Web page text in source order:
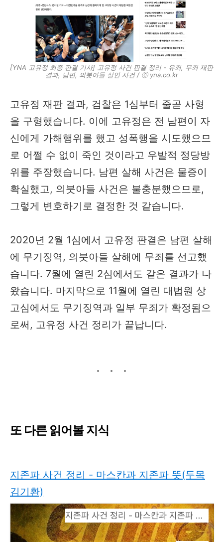
[YNA 고유정 최종 판결 기사] 고유정 사건 판결 정리 - 유죄, 무죄 재판
결과, 남편, 의붓아들 살인 사건 / ⓒ yna.co.kr
고유정 재판 결과, 검찰은 1심부터 줄곧 사형
을 구형했습니다. 이에 고유정은 전 남편이 자
신에게 가해행위를 했고 성폭행을 시도했으므
로 어쩔 수 없이 죽인 것이라고 우발적 정당방
위를 주장했습니다. 남편 살해 사건은 물증이
확실했고, 의붓아들 사건은 불충분했으므로,
그렇게 변호하기로 결정한 것 같습니다.
2020년 2월 1심에서 고유정 판결은 남편 살해
에 무기징역, 의붓아들 살해에 무죄를 선고했
습니다. 7월에 열린 2심에서도 같은 결과가 나
왔습니다. 마지막으로 11월에 열린 대법원 상
고심에서도 무기징역과 일부 무죄가 확정됨으
로써, 고유정 사건 정리가 끝납니다.
또 다른 읽어볼 지식
지존파 사건 정리 - 마스칸과 지존파 뜻(두목
김기환)
지존파 사건 정리 - 마스칸과 지존파 뜻(두목 김기환)